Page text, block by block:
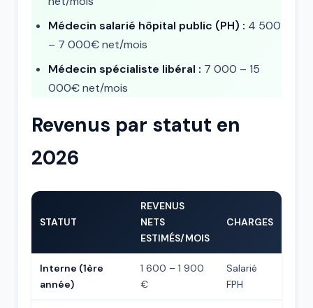
Médecin salarié hôpital public (PH) : 4 500
– 7 000€ net/mois
Médecin spécialiste libéral : 7 000 – 15
000€ net/mois
Revenus par statut en
2026
STATUT
REVENUS
NETS
ESTIMÉS/MOIS
CHARGES
Interne (1ère
année)
1 600 – 1 900
€
Salarié
FPH